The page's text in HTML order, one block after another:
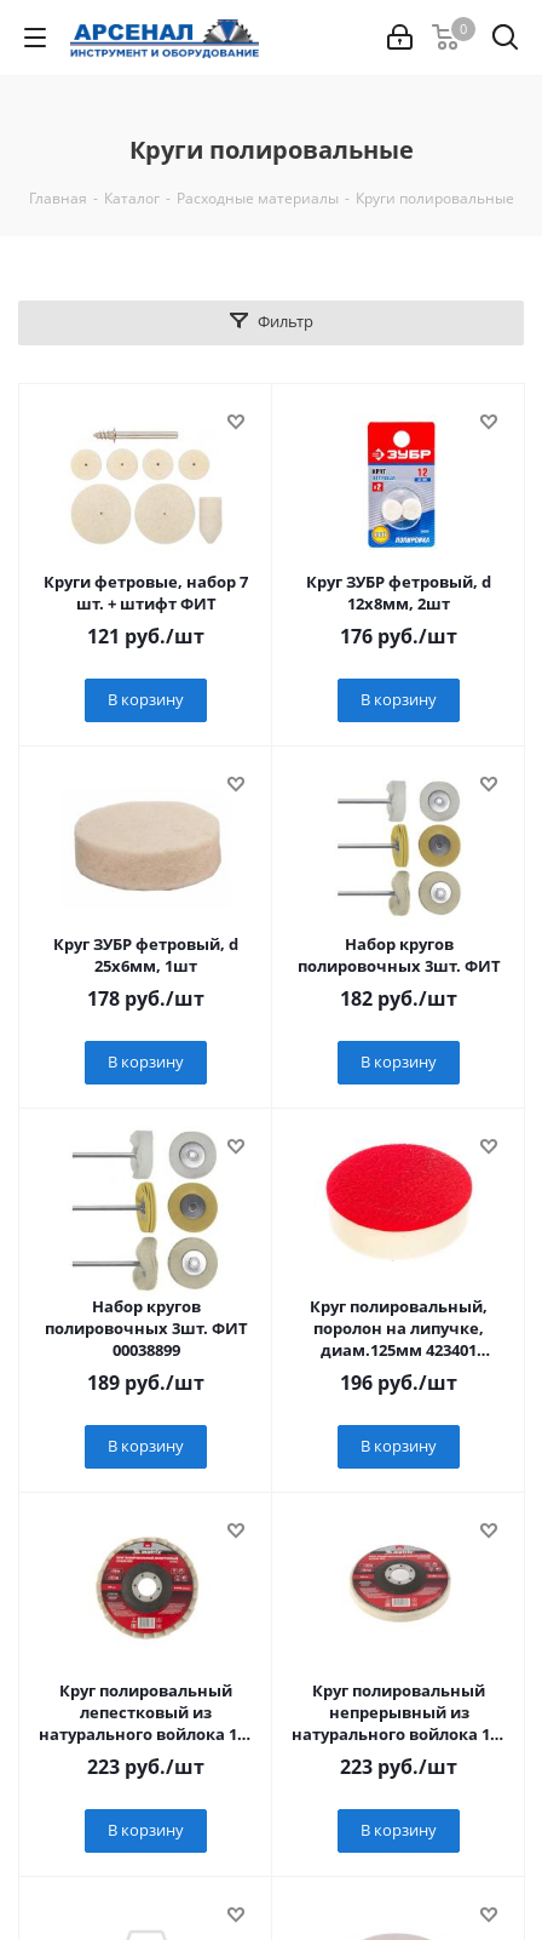
0
Круги полировальные
Главная - Каталог - Расходные материалы - Круги полировальные
Фильтр
Круги фетровые, набор 7
шт. + штифт ФИТ
121 руб./шт
В корзину
Круг ЗУБР фетровый, d
12x8мм, 2шт
176 руб./шт
В корзину
Круг ЗУБР фетровый, d
25x6мм, 1шт
178 руб./шт
В корзину
Набор кругов
полировочных 3шт. ФИТ
182 руб./шт
В корзину
Набор кругов
полировочных 3шт. ФИТ
00038899
189 руб./шт
В корзину
Круг полировальный,
поролон на липучке,
диам.125мм 423401
УПРАВДОМ ПРОФИ
196 руб./шт
В корзину
Круг полировальный
лепестковый из
натурального войлока 125
х 22,2 мм// Matrix
223 руб./шт
В корзину
Круг полировальный
непрерывный из
натурального войлока 125
х 22,2 мм// Matrix
223 руб./шт
В корзину